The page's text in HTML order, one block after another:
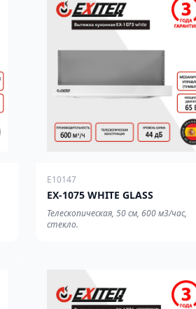
E10147
EX-1075 WHITE GLASS
Телескопическая, 50 см, 600 м3/час,
стекло.